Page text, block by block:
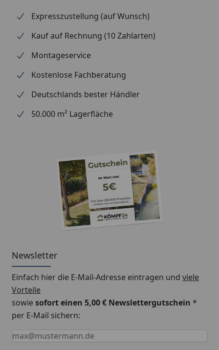
Expresszustellung (auf Wunsch)
Kauf auf Rechnung (10 Zahlarten)
Montageservice
Kostenlose Fachberatung
Deutschlands bester Händler
50.000 m² Lagerfläche
Newsletter
Einfach hier die E-Mail-Adresse eintragen und viele
Vorteile
sowiesofort einen 5,00 € Newslettergutschein *
per E-Mail sichern:
Keine Eingabe erforderlich
Eingabe erforderlich
E-Mail *